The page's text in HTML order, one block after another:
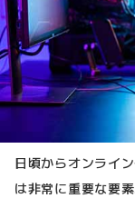
日頃からオンライ
は非常に重要な要